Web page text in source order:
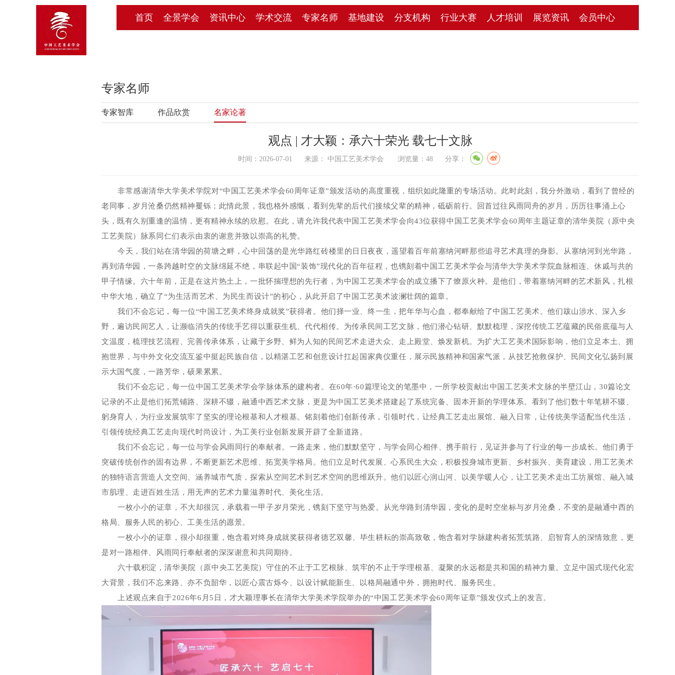
首页 全景学会 资讯中心 学术交流 专家名师 基地建设 分支机构 行业大赛 人才培训 展览资讯 会员中心
专家名师
专家智库 作品欣赏 名家论著
观点 | 才大颖：承六十荣光 载七十文脉
时间：2026-07-01 来源： 中国工艺美术学会 浏览量： 48 分享：
非常感谢清华大学美术学院对“中国工艺美术学会60 周年证章”颁发活动的高度重视，组织如此隆重的专场活动。此时此刻，我分外激动，看到了曾经的
老同事，岁月沧桑仍然精神矍铄；此情此景，我也格外感慨，看到先辈的后代们接续父辈的精神，砥砺前行。回首过往风雨同舟的岁月，历历往事涌上心
头，既有久别重逢的温情，更有精神永续的欣慰。在此，请允许我代表中国工艺美术学会向43位获得中国工艺美术学会60 周年主题证章的清华美院（原中央
工艺美院）脉系同仁们表示由衷的谢意并致以崇高的礼赞。
今天，我们站在清华园的荷塘之畔，心中回荡的是光华路红砖楼里的日日夜夜，遥望着百年前塞纳河畔那些追寻艺术真理的身影。从塞纳河到光华路，
再到清华园，一条跨越时空的文脉绵延不绝，串联起中国“装饰”现代化的百年征程，也镌刻着中国工艺美术学会与清华大学美术学院血脉相连、休戚与共的
甲子情缘。六十年前，正是在这片热土上，一批怀揣理想的先行者，为中国工艺美术学会的成立播下了燎原火种。是他们，带着塞纳河畔的艺术新风，扎根
中华大地，确立了“为生活而艺术、为民生而设计”的初心，从此开启了中国工艺美术波澜壮阔的篇章。
我们不会忘记，每一位“中国工艺美术终身成就奖”获得者。他们择一业、终一生，把年华与心血，都奉献给了中国工艺美术。他们跋山涉水、深入乡
野，遍访民间艺人，让濒临消失的传统手艺得以重获生机、代代相传。为传承民间工艺文脉，他们潜心钻研、默默梳理，深挖传统工艺蕴藏的民俗底蕴与人
文温度，梳理技艺流程、完善传承体系，让藏于乡野、鲜为人知的民间艺术走进大众、走上殿堂、焕发新机。为扩大工艺美术国际影响，他们立足本土、拥
抱世界，与中外文化交流互鉴中挺起民族自信，以精湛工艺和创意设计扛起国家典仪重任，展示民族精神和国家气派，从技艺抢救保护、民间文化弘扬到展
示大国气度，一路芳华，硕果累累。
我们不会忘记，每一位中国工艺美术学会学脉体系的建构者。在60年·60篇理论文的笔墨中，一所学校贡献出中国工艺美术文脉的半壁江山， 30篇论文
记录的不止是他们拓荒铺路、深耕不辍，融通中西艺术文脉，更是为中国工艺美术搭建起了系统完备、固本开新的学理体系。看到了他们数十年笔耕不辍、
躬身育人，为行业发展筑牢了坚实的理论根基和人才根基。铭刻着他们创新传承，引领时代，让经典工艺走出展馆、融入日常，让传统美学适配当代生活，
引领传统经典工艺走向现代时尚设计，为工美行业创新发展开辟了全新道路。
我们不会忘记，每一位与学会风雨同行的奉献者。一路走来，他们默默坚守，与学会同心相伴、携手前行，见证并参与了行业的每一步成长。他们勇于
突破传统创作的固有边界，不断更新艺术思维、拓宽美学格局。他们立足时代发展、心系民生大众，积极投身城市更新、乡村振兴、美育建设，用工艺美术
的独特语言营造人文空间、涵养城市气质，探索从空间艺术到艺术空间的思维跃升。他们以匠心润山河、以美学暖人心，让工艺美术走出工坊展馆、融入城
市肌理、走进百姓生活，用无声的艺术力量滋养时代、美化生活。
一枚小小的证章，不大却很沉，承载着一甲子岁月荣光，镌刻下坚守与热爱。从光华路到清华园，变化的是时空坐标与岁月沧桑，不变的是融通中西的
格局、服务人民的初心、工美生活的愿景。
一枚小小的证章，很小却很重，饱含着对终身成就奖获得者德艺双馨、毕生耕耘的崇高致敬，饱含着对学脉建构者拓荒筑路、启智育人的深情致意，更
是对一路相伴、风雨同行奉献者的深深谢意和共同期待。
六十载积淀，清华美院（原中央工艺美院）守住的不止于工艺根脉、筑牢的不止于学理根基、凝聚的永远都是共和国的精神力量。立足中国式现代化宏
大背景，我们不忘来路、亦不负韶华，以匠心震古烁今、以设计赋能新生、以格局融通中外，拥抱时代、服务民生。
上述观点来自于2026年6月5日，才大颖理事长在清华大学美术学院举办的“中国工艺美术学会60 周年证章”颁发仪式上的发言。